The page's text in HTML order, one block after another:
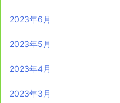
2023年6月
2023年5月
2023年4月
2023年3月